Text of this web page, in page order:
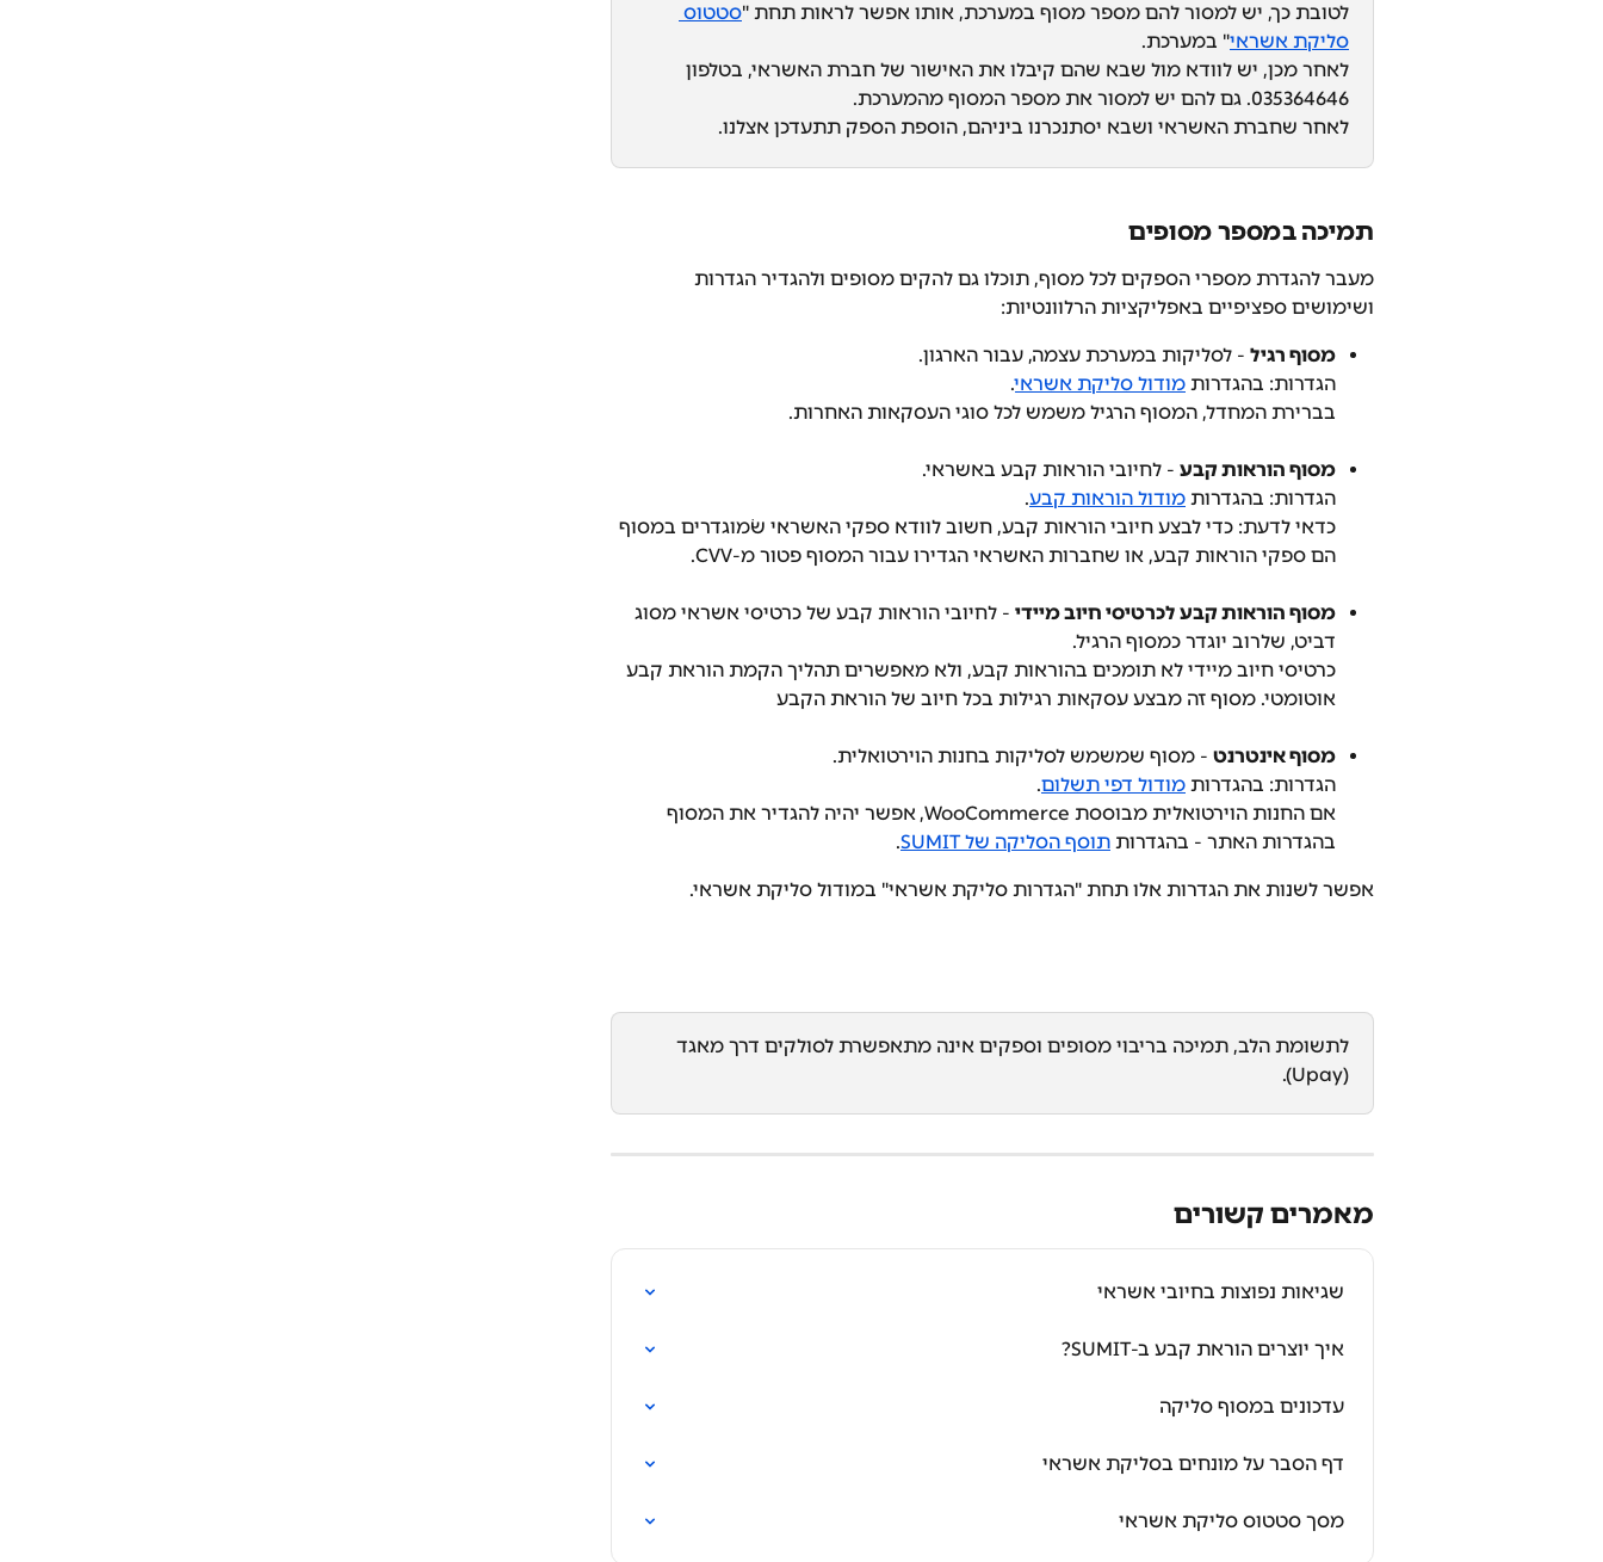
לטובת כך, יש למסור להם מספר מסוף במערכת, אותו אפשר לראות תחת "סטטוס
סליקת אשראי" במערכת.
לאחר מכן, יש לוודא מול שבא שהם קיבלו את האישור של חברת האשראי, בטלפון
035364646. גם להם יש למסור את מספר המסוף מהמערכת.
לאחר שחברת האשראי ושבא יסתנכרנו ביניהם, הוספת הספק תתעדכן אצלנו.
תמיכה במספר מסופים
מעבר להגדרת מספרי הספקים לכל מסוף, תוכלו גם להקים מסופים ולהגדיר הגדרות
ושימושים ספציפיים באפליקציות הרלוונטיות:
מסוף רגיל - לסליקות במערכת עצמה, עבור הארגון.
הגדרות: בהגדרות מודול סליקת אשראי.
בברירת המחדל, המסוף הרגיל משמש לכל סוגי העסקאות האחרות.
מסוף הוראות קבע - לחיובי הוראות קבע באשראי.
הגדרות: בהגדרות מודול הוראות קבע.
כדאי לדעת: כדי לבצע חיובי הוראות קבע, חשוב לוודא ספקי האשראי שׂמוגדרים במסוף
הם ספקי הוראות קבע, או שחברות האשראי הגדירו עבור המסוף פטור מ-CVV.
מסוף הוראות קבע לכרטיסי חיוב מיידי - לחיובי הוראות קבע של כרטיסי אשראי מסוג
דביט, שלרוב יוגדר כמסוף הרגיל.
כרטיסי חיוב מיידי לא תומכים בהוראות קבע, ולא מאפשרים תהליך הקמת הוראת קבע
אוטומטי. מסוף זה מבצע עסקאות רגילות בכל חיוב של הוראת הקבע
מסוף אינטרנט - מסוף שמשמש לסליקות בחנות הוירטואלית.
הגדרות: בהגדרות מודול דפי תשלום.
אם החנות הוירטואלית מבוססת WooCommerce, אפשר יהיה להגדיר את המסוף
בהגדרות האתר - בהגדרות תוסף הסליקה של SUMIT .
אפשר לשנות את הגדרות אלו תחת "הגדרות סליקת אשראי" במודול סליקת אשראי.
לתשומת הלב, תמיכה בריבוי מסופים וספקים אינה מתאפשרת לסולקים דרך מאגד
(Upay).
מאמרים קשורים
שגיאות נפוצות בחיובי אשראי
איך יוצרים הוראת קבע ב-SUMIT?
עדכונים במסוף סליקה
דף הסבר על מונחים בסליקת אשראי
מסך סטטוס סליקת אשראי